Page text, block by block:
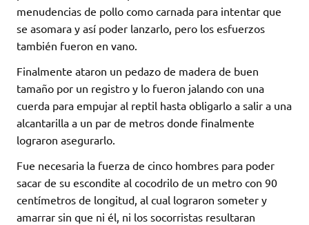
menudencias de pollo como carnada para intentar que
se asomara y así poder lanzarlo, pero los esfuerzos
también fueron en vano.
Finalmente ataron un pedazo de madera de buen
tamaño por un registro y lo fueron jalando con una
cuerda para empujar al reptil hasta obligarlo a salir a una
alcantarilla a un par de metros donde finalmente
lograron asegurarlo.
Fue necesaria la fuerza de cinco hombres para poder
sacar de su escondite al cocodrilo de un metro con 90
centímetros de longitud, al cual lograron someter y
amarrar sin que ni él, ni los socorristas resultaran